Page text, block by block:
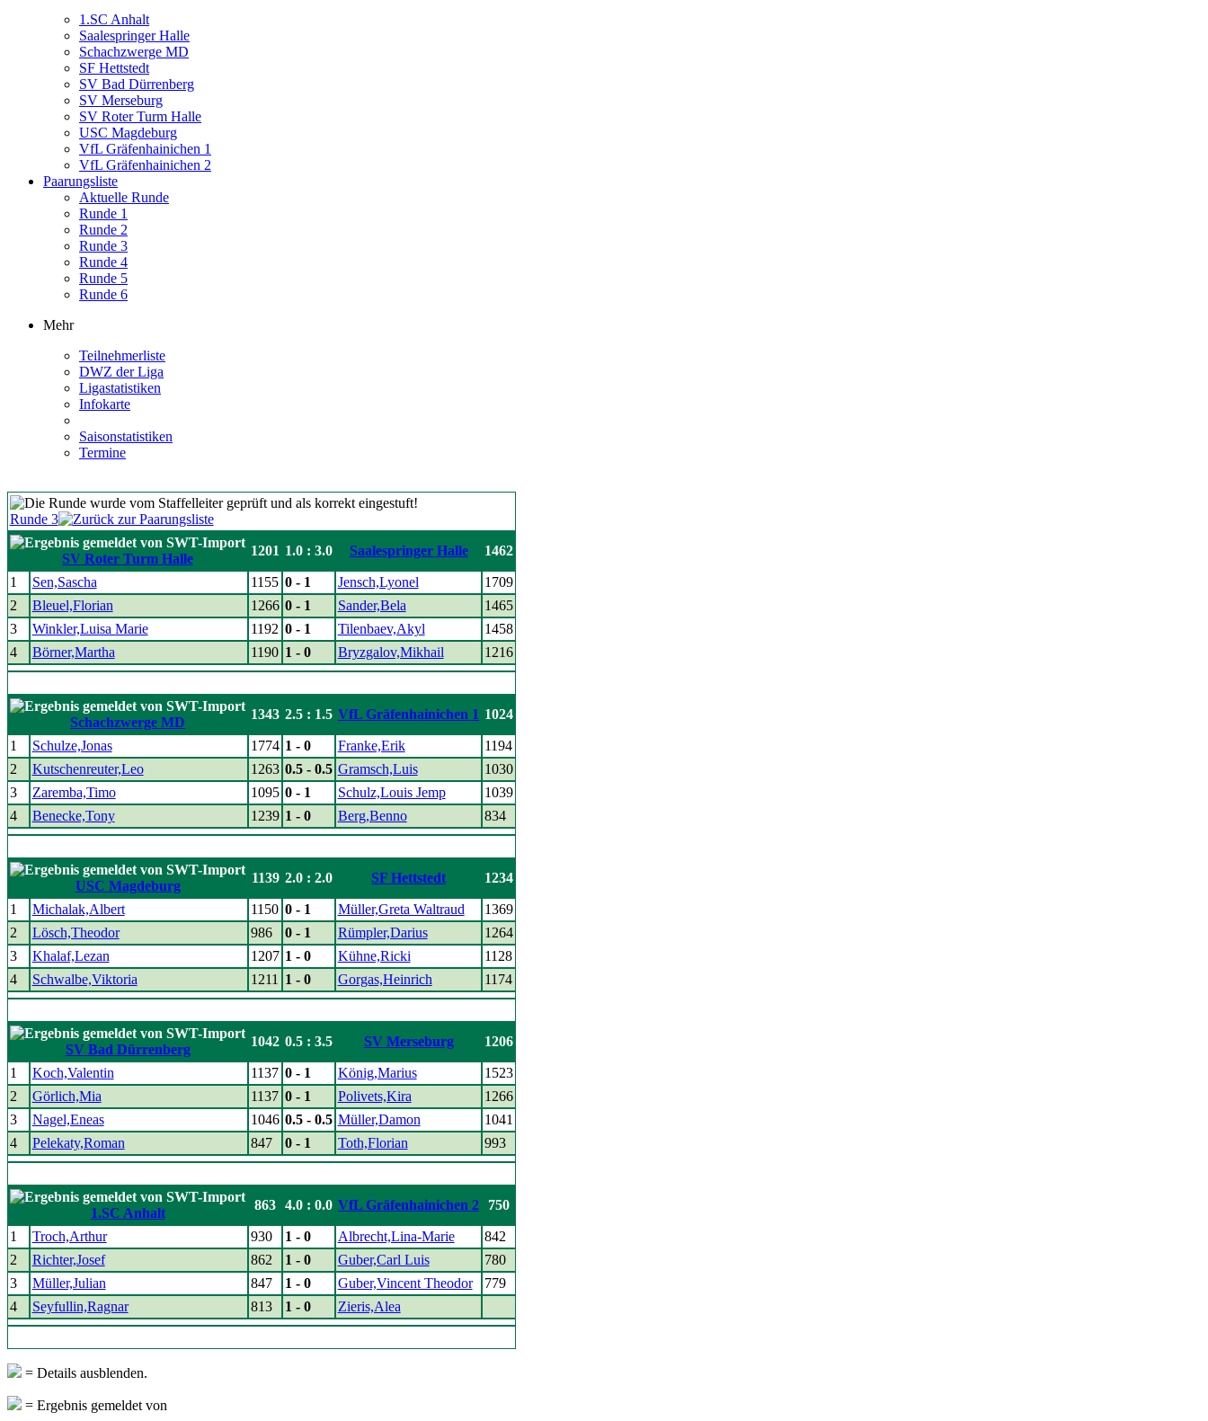
1.SC Anhalt
Saalespringer Halle
Schachzwerge MD
SF Hettstedt
SV Bad Dürrenberg
SV Merseburg
SV Roter Turm Halle
USC Magdeburg
VfL Gräfenhainichen 1
VfL Gräfenhainichen 2
Paarungsliste
Aktuelle Runde
Runde 1
Runde 2
Runde 3
Runde 4
Runde 5
Runde 6
Mehr
Teilnehmerliste
DWZ der Liga
Ligastatistiken
Infokarte
Saisonstatistiken
Termine
Runde 3
SV Roter Turm Halle
1201 1.0 : 3.0 Saalespringer Halle 1462
1 Sen,Sascha 1155 0 - 1 Jensch,Lyonel
1709
2
Bleuel,Florian 1266 0 - 1 Sander,Bela
1465
3
Winkler,Luisa Marie 1192 0 - 1 Tilenbaev,Akyl
1458
4
Börner,Martha 1190 1 - 0 Bryzgalov,Mikhail 1216
Schachzwerge MD
1343 2.5 : 1.5 VfL Gräfenhainichen 1 1024
1 Schulze,Jonas 1774 1 - 0 Franke,Erik
1194
2
Kutschenreuter,Leo 1263 0.5 - 0.5 Gramsch,Luis
1030
3
Zaremba,Timo 1095 0 - 1 Schulz,Louis Jemp
1039
4
Benecke,Tony 1239 1 - 0 Berg,Benno 834
USC Magdeburg
1139 2.0 : 2.0 SF Hettstedt 1234
1 Michalak,Albert 1150 0 - 1 Müller,Greta Waltraud
1369
2
Lösch,Theodor 986 0 - 1 Rümpler,Darius
1264
3
Khalaf,Lezan 1207 1 - 0 Kühne,Ricki
1128
4
Schwalbe,Viktoria 1211 1 - 0 Gorgas,Heinrich 1174
SV Bad Dürrenberg
1042 0.5 : 3.5 SV Merseburg 1206
1 Koch,Valentin 1137 0 - 1 König,Marius
1523
2
Görlich,Mia 1137 0 - 1 Polivets,Kira
1266
3
Nagel,Eneas 1046 0.5 - 0.5 Müller,Damon
1041
4
Pelekaty,Roman 847 0 - 1 Toth,Florian 993
1.SC Anhalt
863 4.0 : 0.0 VfL Gräfenhainichen 2 750
1 Troch,Arthur 930 1 - 0 Albrecht,Lina-Marie
842
2
Richter,Josef 862 1 - 0 Guber,Carl Luis
780
3
Müller,Julian 847 1 - 0 Guber,Vincent Theodor
779
4
Seyfullin,Ragnar 813 1 - 0 Zieris,Alea
= Details ausblenden.
= Ergebnis gemeldet von